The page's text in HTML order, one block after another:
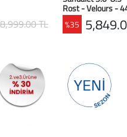
8,999.00 TL
Rost - Velours -
%35